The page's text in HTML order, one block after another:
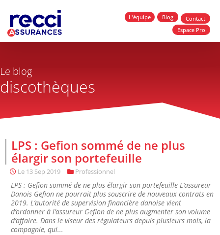
L'équipe Blog
Contact
Espace Pro
Le blog
discothèques
LPS : Gefion sommé de ne plus
élargir son portefeuille
Le 13 Sep 2019 Professionnel
LPS : Gefion sommé de ne plus élargir son portefeuille L’assureur
Danois Gefion ne pourrait plus souscrire de nouveaux contrats en
2019. L’autorité de supervision financière danoise vient
d’ordonner à l’assureur Gefion de ne plus augmenter son volume
d’affaire. Dans le viseur des régulateurs depuis plusieurs mois, la
compagnie, qui...